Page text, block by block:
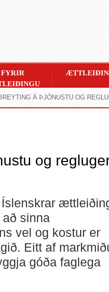
Á ÞJÓNUSTU OG
og
sinna
vel og kostur er
Eitt af
góða faglega
FYRIR